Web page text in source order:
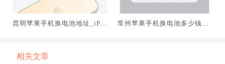
昆明苹果手机换电池地址_iPh
常州苹果手机换电池多少钱_iP
相关文章